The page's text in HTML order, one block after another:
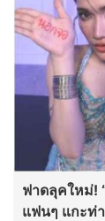
ฟาดลุคใหม่!
แฟนๆ แกะท่